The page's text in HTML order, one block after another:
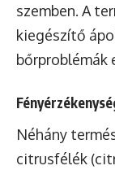
szemben. A
kiegészítő
bőrproblémák
Néhány
citrusfélék